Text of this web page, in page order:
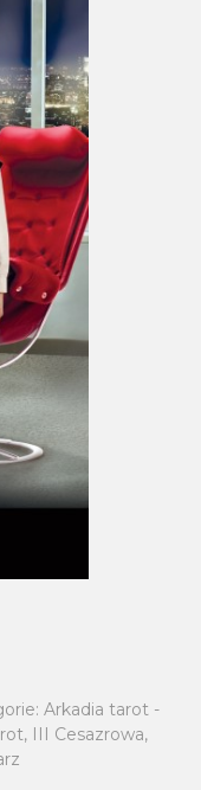
Arkadia tarot -
, III Cesazrowa,